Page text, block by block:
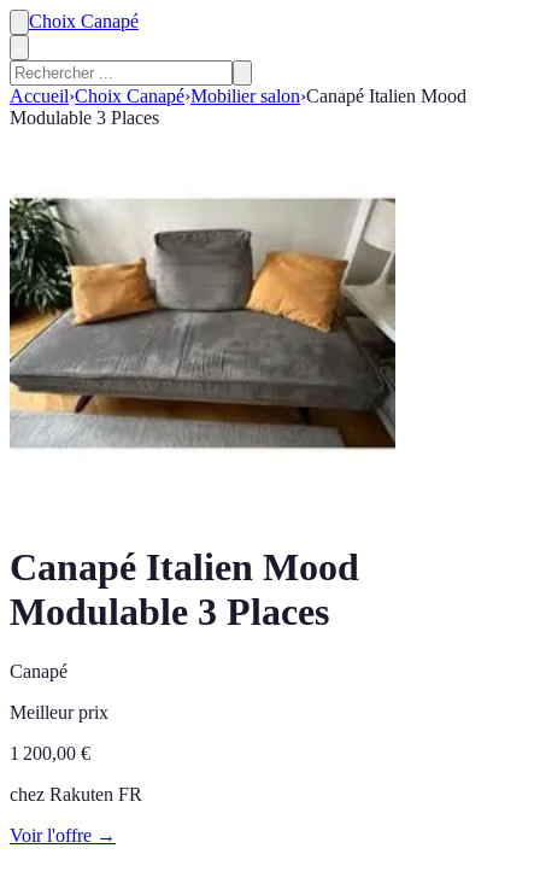
Choix Canapé
Accueil›Choix Canapé›Mobilier salon›Canapé Italien Mood
Modulable 3 Places
Canapé Italien Mood
Modulable 3 Places
Canapé
Meilleur prix
1 200,00 €
chez Rakuten FR
Voir l'offre →